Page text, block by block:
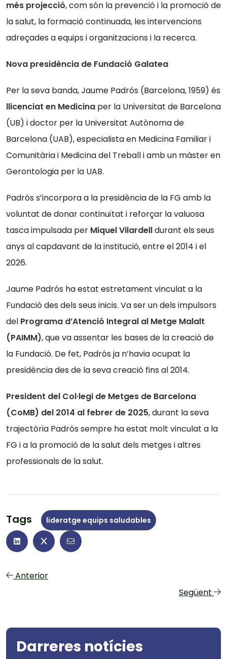
més projecció, com són la prevenció i la promoció de
la salut, la formació continuada, les intervencions
adreçades a equips i organitzacions i la recerca.
Nova presidència de Fundació Galatea
Per la seva banda, Jaume Padrós (Barcelona, 1959) és
llicenciat en Medicina per la Universitat de Barcelona
(UB) i doctor per la Universitat Autònoma de
Barcelona (UAB), especialista en Medicina Familiar i
Comunitària i Medicina del Treball i amb un màster en
Gerontologia per la UAB.
Padrós s’incorpora a la presidència de la FG amb la
voluntat de donar continuïtat i reforçar la valuosa
tasca impulsada per Miquel Vilardelldurant els seus
anys al capdavant de la institució, entre el 2014 i el
2026.
Jaume Padrós ha estat estretament vinculat a la
Fundació des dels seus inicis. Va ser un dels impulsors
del Programa d’Atenció Integral al Metge Malalt
(PAIMM), que va assentar les bases de la creació de
la Fundació. De fet, Padrós ja n’havia ocupat la
presidència des de la seva creació fins al 2014.
President del Col·legi de Metges de Barcelona
(CoMB) del 2014 al febrer de 2025, durant la seva
trajectòria Padrós sempre ha estat molt vinculat a la
FG i a la promoció de la salut dels metges i altres
professionals de la salut.
Tags lideratge equips saludables
Anterior
Següent
Darreres notícies